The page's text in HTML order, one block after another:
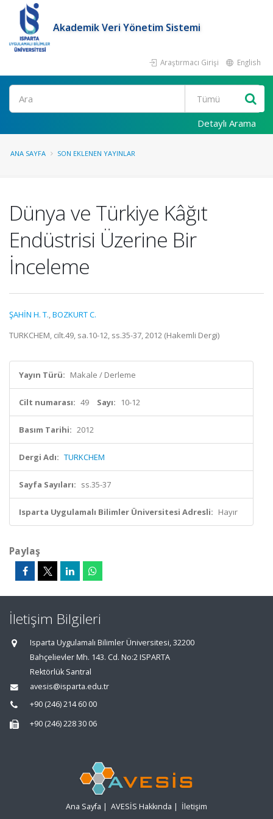
Akademik Veri Yönetim Sistemi
Araştırmacı Girişi English
Ara
Detaylı Arama
ANA SAYFA SON EKLENEN YAYINLAR
Dünya ve Türkiye Kâğıt
Endüstrisi Üzerine Bir
İnceleme
ŞAHİN H. T.,BOZKURT C.
TURKCHEM, cilt.49, sa.10-12, ss.35-37, 2012 (Hakemli Dergi)
Yayın Türü: Makale / Derleme
Cilt numarası: 49 Sayı: 10-12
Basım Tarihi: 2012
Dergi Adı: TURKCHEM
Sayfa Sayıları: ss.35-37
Isparta Uygulamalı Bilimler Üniversitesi Adresli: Hayır
Paylaş
İletişim Bilgileri
Isparta Uygulamalı Bilimler Üniversitesi, 32200
Bahçelievler Mh. 143. Cd. No:2 ISPARTA
Rektörlük Santral
avesis@isparta.edu.tr
+90 (246) 214 60 00
+90 (246) 228 30 06
Ana Sayfa | AVESİS Hakkında | İletişim